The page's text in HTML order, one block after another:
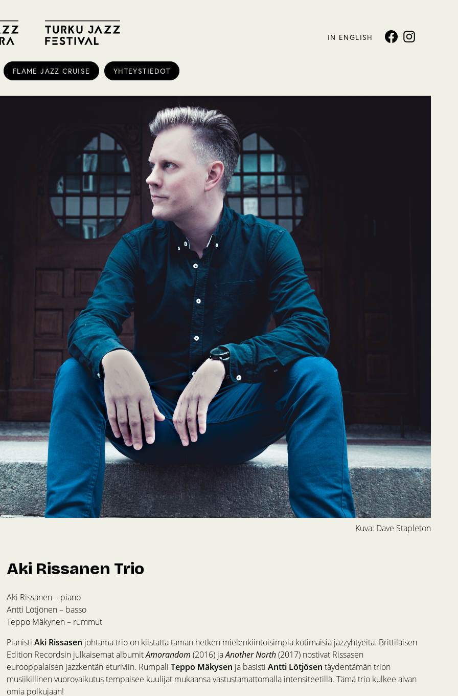
IN ENGLISH
FLAME JAZZ CRUISE YHTEYSTIEDOT
Kuva: Dave Stapleton
Aki Rissanen Trio
Aki Rissanen – piano
Antti Lötjönen – basso
Teppo Mäkynen – rummut
Pianisti Aki Rissasen johtama trio on kiistatta tämän hetken mielenkiintoisimpia kotimaisia jazzyhtyeitä. Brittiläisen
Edition Recordsin julkaisemat albumitAmorandom (2016) jaAnother North(2017) nostivat Rissasen
eurooppalaisen jazzkentän eturiviin. Rumpali Teppo Mäkysen ja basisti Antti Lötjösen täydentämän trion
musiikillinen vuorovaikutus tempaisee kuulijat mukaansa vastustamattomalla intensiteetillä. Tämä trio kulkee aivan
omia polkujaan!